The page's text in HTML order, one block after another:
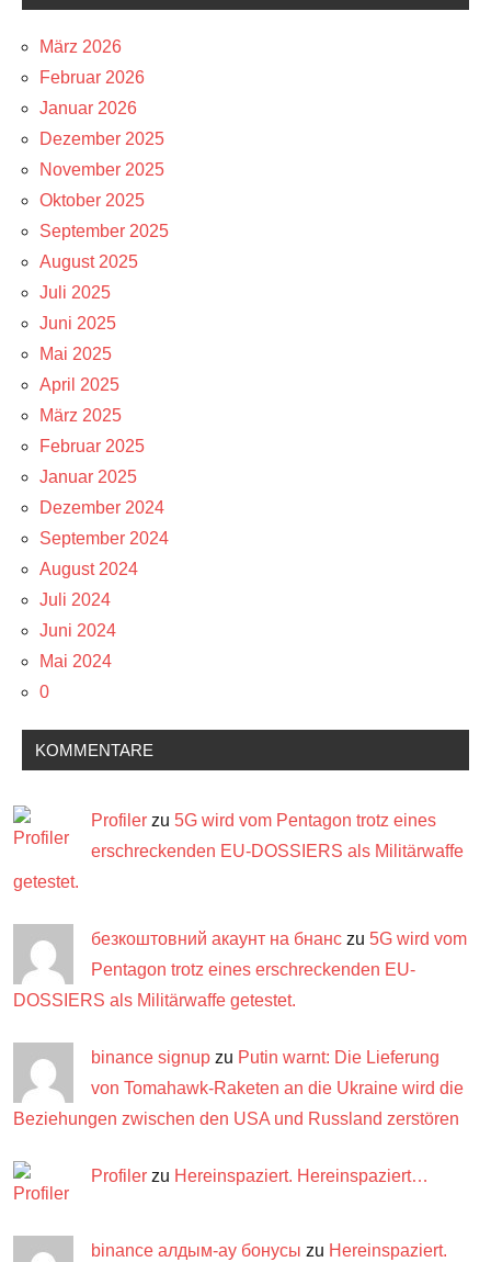
März 2026
Februar 2026
Januar 2026
Dezember 2025
November 2025
Oktober 2025
September 2025
August 2025
Juli 2025
Juni 2025
Mai 2025
April 2025
März 2025
Februar 2025
Januar 2025
Dezember 2024
September 2024
August 2024
Juli 2024
Juni 2024
Mai 2024
0
KOMMENTARE
Profiler zu 5G wird vom Pentagon trotz eines
erschreckenden EU-DOSSIERS als Militärwaffe
getestet.
безкоштовний акаунт на бнанс zu 5G wird vom
Pentagon trotz eines erschreckenden EU-
DOSSIERS als Militärwaffe getestet.
binance signup zu Putin warnt: Die Lieferung
von Tomahawk-Raketen an die Ukraine wird die
Beziehungen zwischen den USA und Russland zerstören
Profiler zu Hereinspaziert. Hereinspaziert…
binance алдым-ау бонусы zu Hereinspaziert.